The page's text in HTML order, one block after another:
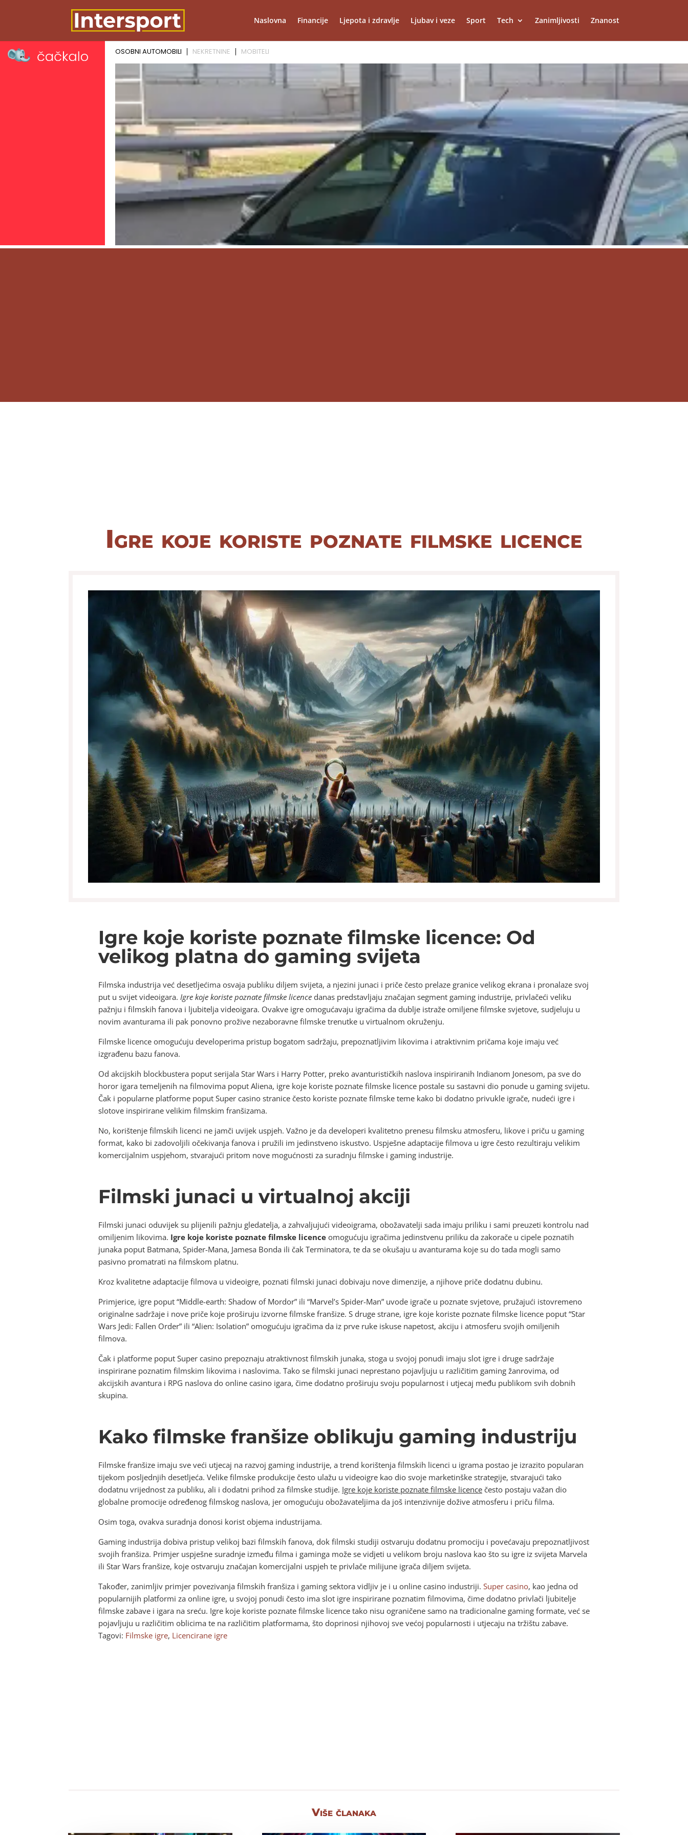
Naslovna Financije Ljepota i zdravlje Ljubav i veze Sport Tech Zanimljivosti Znanost
Igre koje koriste poznate filmske licence
Igre koje koriste poznate filmske licence: Od
velikog platna do gaming svijeta
Filmska industrija već desetljećima osvaja publiku diljem svijeta, a njezini junaci i priče često prelaze granice velikog ekrana i pronalaze svoj
put u svijet videoigara. Igre koje koriste poznate filmske licence danas predstavljaju značajan segment gaming industrije, privlačeći veliku
pažnju i filmskih fanova i ljubitelja videoigara. Ovakve igre omogućavaju igračima da dublje istraže omiljene filmske svjetove, sudjeluju u
novim avanturama ili pak ponovno prožive nezaboravne filmske trenutke u virtualnom okruženju.
Filmske licence omogućuju developerima pristup bogatom sadržaju, prepoznatljivim likovima i atraktivnim pričama koje imaju već
izgrađenu bazu fanova.
Od akcijskih blockbustera poput serijala Star Wars i Harry Potter, preko avanturističkih naslova inspiriranih Indianom Jonesom, pa sve do
horor igara temeljenih na filmovima poput Aliena, igre koje koriste poznate filmske licence postale su sastavni dio ponude u gaming svijetu.
Čak i popularne platforme poput Super casino stranice često koriste poznate filmske teme kako bi dodatno privukle igrače, nudeći igre i
slotove inspirirane velikim filmskim franšizama.
No, korištenje filmskih licenci ne jamči uvijek uspjeh. Važno je da developeri kvalitetno prenesu filmsku atmosferu, likove i priču u gaming
format, kako bi zadovoljili očekivanja fanova i pružili im jedinstveno iskustvo. Uspješne adaptacije filmova u igre često rezultiraju velikim
komercijalnim uspjehom, stvarajući pritom nove mogućnosti za suradnju filmske i gaming industrije.
Filmski junaci u virtualnoj akciji
Filmski junaci oduvijek su plijenili pažnju gledatelja, a zahvaljujući videoigrama, obožavatelji sada imaju priliku i sami preuzeti kontrolu nad
omiljenim likovima. Igre koje koriste poznate filmske licence omogućuju igračima jedinstvenu priliku da zakorače u cipele poznatih
junaka poput Batmana, Spider-Mana, Jamesa Bonda ili čak Terminatora, te da se okušaju u avanturama koje su do tada mogli samo
pasivno promatrati na filmskom platnu.
Kroz kvalitetne adaptacije filmova u videoigre, poznati filmski junaci dobivaju nove dimenzije, a njihove priče dodatnu dubinu.
Primjerice, igre poput “Middle-earth: Shadow of Mordor” ili “Marvel’s Spider-Man” uvode igrače u poznate svjetove, pružajući istovremeno
originalne sadržaje i nove priče koje proširuju izvorne filmske franšize. S druge strane, igre koje koriste poznate filmske licence poput “Star
Wars Jedi: Fallen Order” ili “Alien: Isolation” omogućuju igračima da iz prve ruke iskuse napetost, akciju i atmosferu svojih omiljenih
filmova.
Čak i platforme poput Super casino prepoznaju atraktivnost filmskih junaka, stoga u svojoj ponudi imaju slot igre i druge sadržaje
inspirirane poznatim filmskim likovima i naslovima. Tako se filmski junaci neprestano pojavljuju u različitim gaming žanrovima, od
akcijskih avantura i RPG naslova do online casino igara, čime dodatno proširuju svoju popularnost i utjecaj među publikom svih dobnih
skupina.
Kako filmske franšize oblikuju gaming industriju
Filmske franšize imaju sve veći utjecaj na razvoj gaming industrije, a trend korištenja filmskih licenci u igrama postao je izrazito popularan
tijekom posljednjih desetljeća. Velike filmske produkcije često ulažu u videoigre kao dio svoje marketinške strategije, stvarajući tako
dodatnu vrijednost za publiku, ali i dodatni prihod za filmske studije. Igre koje koriste poznate filmske licence često postaju važan dio
globalne promocije određenog filmskog naslova, jer omogućuju obožavateljima da još intenzivnije dožive atmosferu i priču filma.
Osim toga, ovakva suradnja donosi korist objema industrijama.
Gaming industrija dobiva pristup velikoj bazi filmskih fanova, dok filmski studiji ostvaruju dodatnu promociju i povećavaju prepoznatljivost
svojih franšiza. Primjer uspješne suradnje između filma i gaminga može se vidjeti u velikom broju naslova kao što su igre iz svijeta Marvela
ili Star Wars franšize, koje ostvaruju značajan komercijalni uspjeh te privlače milijune igrača diljem svijeta.
Također, zanimljiv primjer povezivanja filmskih franšiza i gaming sektora vidljiv je i u online casino industriji. Super casino, kao jedna od
popularnijih platformi za online igre, u svojoj ponudi često ima slot igre inspirirane poznatim filmovima, čime dodatno privlači ljubitelje
filmske zabave i igara na sreću. Igre koje koriste poznate filmske licence tako nisu ograničene samo na tradicionalne gaming formate, već se
pojavljuju u različitim oblicima te na različitim platformama, što doprinosi njihovoj sve većoj popularnosti i utjecaju na tržištu zabave.
Tagovi: Filmske igre, Licencirane igre
Više članaka